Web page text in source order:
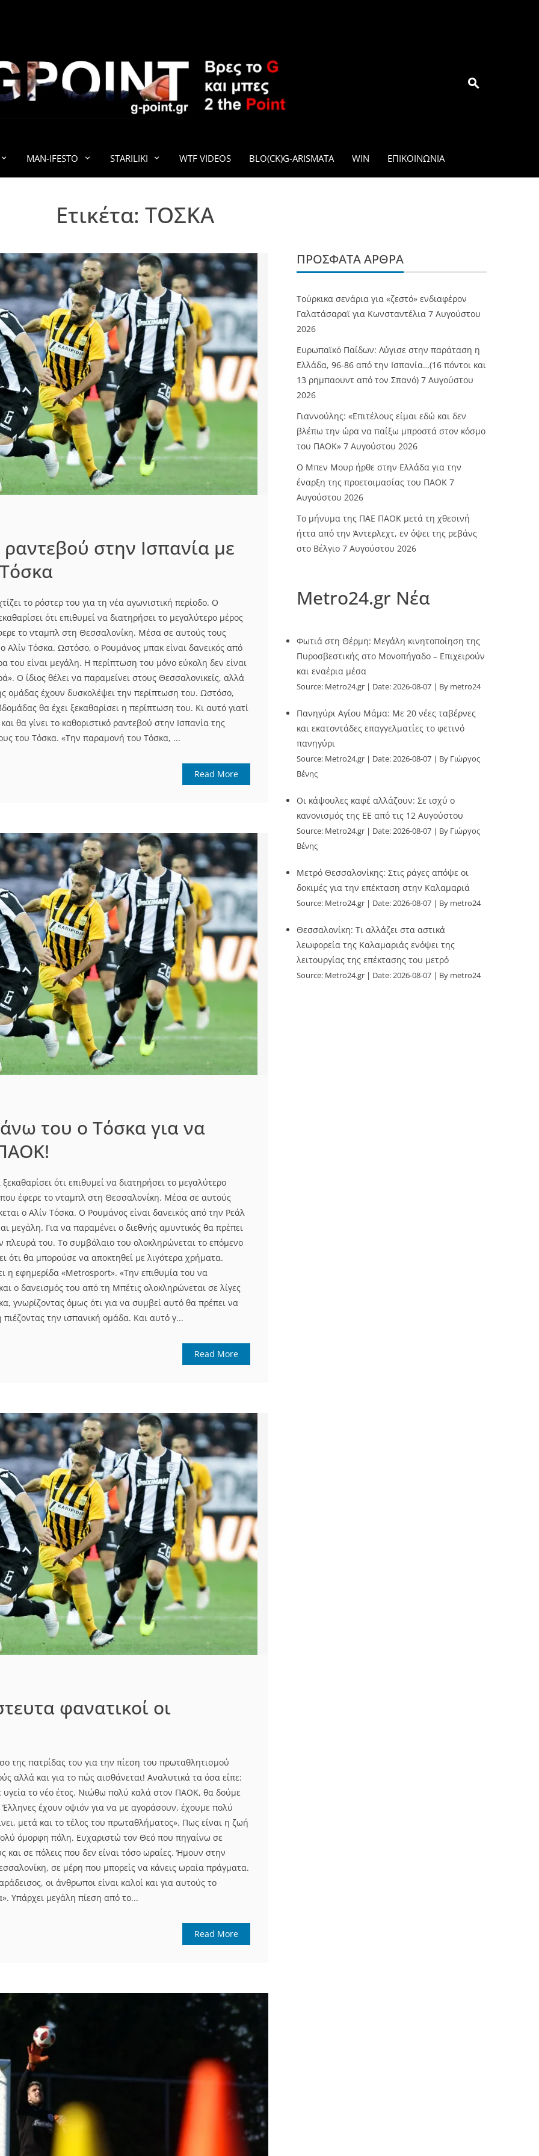
G-POINT.GR
MAN-IFESTO STARILIKI WTF VIDEOS BLO(CK)G-ARISMATA WIN ΕΠΙΚΟΙΝΩΝΊΑ
Ετικέτα: ΤΟΣΚΑ
στην Ισπανία με
το ρόστερ του για τη νέα αγωνιστική περίοδο. Ο
ότι επιθυμεί να διατηρήσει το μεγαλύτερο μέρος
το νταμπλ στη Θεσσαλονίκη. Μέσα σε αυτούς τους
Αλίν Τόσκα. Ωστόσο, ο Ρουμάνος μπακ είναι δανεικός από
του είναι μεγάλη. Η περίπτωση του μόνο εύκολη δεν είναι
Ο ίδιος θέλει να παραμείνει στους Θεσσαλονικείς, αλλά
ομάδας έχουν δυσκολέψει την περίπτωση του. Ωστόσο,
θα έχει ξεκαθαρίσει η περίπτωση του. Κι αυτό γιατί
θα γίνει το καθοριστικό ραντεβού στην Ισπανία της
του Τόσκα. «Την παραμονή του Τόσκα, ...
Read More
του ο Τόσκα για να
ότι επιθυμεί να διατηρήσει το μεγαλύτερο
έφερε το νταμπλ στη Θεσσαλονίκη. Μέσα σε αυτούς
ο Αλίν Τόσκα. Ο Ρουμάνος είναι δανεικός από την Ρεάλ
μεγάλη. Για να παραμένει ο διεθνής αμυντικός θα πρέπει
πλευρά του. Το συμβόλαιο του ολοκληρώνεται το επόμενο
ότι θα μπορούσε να αποκτηθεί με λιγότερα χρήματα.
η εφημερίδα «Metrosport». «Την επιθυμία του να
ο δανεισμός του από τη Μπέτις ολοκληρώνεται σε λίγες
γνωρίζοντας όμως ότι για να συμβεί αυτό θα πρέπει να
πιέζοντας την ισπανική ομάδα. Και αυτό γ...
Read More
φανατικοί οι
της πατρίδας του για την πίεση του πρωταθλητισμού
αλλά και για το πώς αισθάνεται! Αναλυτικά τα όσα είπε:
το νέο έτος. Νιώθω πολύ καλά στον ΠΑΟΚ, θα δούμε
Έλληνες έχουν οψιόν για να με αγοράσουν, έχουμε πολύ
μετά και το τέλος του πρωταθλήματος». Πως είναι η ζωή
όμορφη πόλη. Ευχαριστώ τον Θεό που πηγαίνω σε
και σε πόλεις που δεν είναι τόσο ωραίες. Ήμουν στην
σε μέρη που μπορείς να κάνεις ωραία πράγματα.
οι άνθρωποι είναι καλοί και για αυτούς το
Υπάρχει μεγάλη πίεση από το...
Read More
ΠΡΌΣΦΑΤΑ ΆΡΘΡΑ
Τούρκικα σενάρια για «ζεστό» ενδιαφέρον
Γαλατάσαραϊ για Κωνσταντέλια 7 Αυγούστου
2026
Ευρωπαϊκό Παίδων: Λύγισε στην παράταση η
Ελλάδα, 96-86 από την Ισπανία…(16 πόντοι και
13 ρημπαουντ από τον Σπανό) 7 Αυγούστου
2026
Γιαννούλης: «Επιτέλους είμαι εδώ και δεν
βλέπω την ώρα να παίξω μπροστά στον κόσμο
του ΠΑΟΚ» 7 Αυγούστου 2026
O Mπεν Μουρ ήρθε στην Ελλάδα για την
έναρξη της προετοιμασίας του ΠΑΟΚ 7
Αυγούστου 2026
Το μήνυμα της ΠΑΕ ΠΑΟΚ μετά τη χθεσινή
ήττα από την Άντερλεχτ, εν όψει της ρεβάνς
στο Βέλγιο 7 Αυγούστου 2026
Metro24.gr Νέα
Φωτιά στη Θέρμη: Μεγάλη κινητοποίηση της
Πυροσβεστικής στο Μονοπήγαδο – Επιχειρούν
και εναέρια μέσα
Source: Metro24.gr Date: 2026-08-07 By metro24
Πανηγύρι Αγίου Μάμα: Με 20 νέες ταβέρνες
και εκατοντάδες επαγγελματίες το φετινό
πανηγύρι
Source: Metro24.gr Date: 2026-08-07
By Γιώργος
Βένης
Οι κάψουλες καφέ αλλάζουν: Σε ισχύ ο
κανονισμός της ΕΕ από τις 12 Αυγούστου
Source: Metro24.gr Date: 2026-08-07
By Γιώργος
Βένης
Μετρό Θεσσαλονίκης: Στις ράγες απόψε οι
δοκιμές για την επέκταση στην Καλαμαριά
Source: Metro24.gr Date: 2026-08-07 By metro24
Θεσσαλονίκη: Τι αλλάζει στα αστικά
λεωφορεία της Καλαμαριάς ενόψει της
λειτουργίας της επέκτασης του μετρό
Source: Metro24.gr Date: 2026-08-07 By metro24